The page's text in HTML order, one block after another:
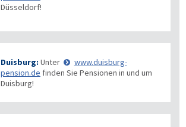
Düsseldorf!
Duisburg: Unter
www.duisburg-
pension.de finden Sie Pensionen in und um
Duisburg!